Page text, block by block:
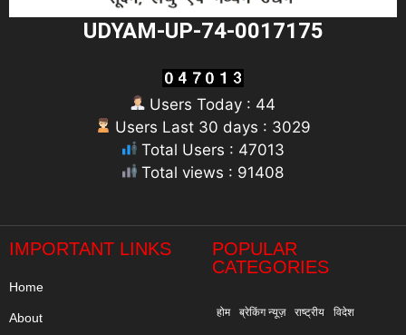
UDYAM-UP-74-0017175
Users Today : 44
Users Last 30 days : 3029
Total Users : 47013
Total views : 91408
IMPORTANT LINKS
Home
About
POPULAR
CATEGORIES
होम ब्रेकिंग न्यूज़ राष्ट्रीय विदेश